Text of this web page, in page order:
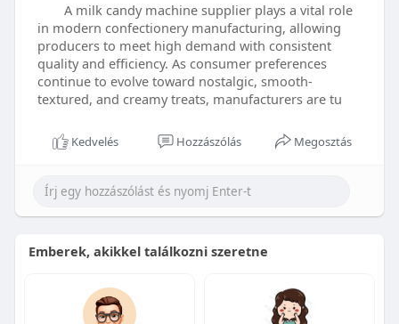
A milk candy machine supplier plays a vital role
in modern confectionery manufacturing, allowing
producers to meet high demand with consistent
quality and efficiency. As consumer preferences
continue to evolve toward nostalgic, smooth-
textured, and creamy treats, manufacturers are tu
Kedvelés Hozzászólás Megosztás
Emberek, akikkel találkozni szeretne